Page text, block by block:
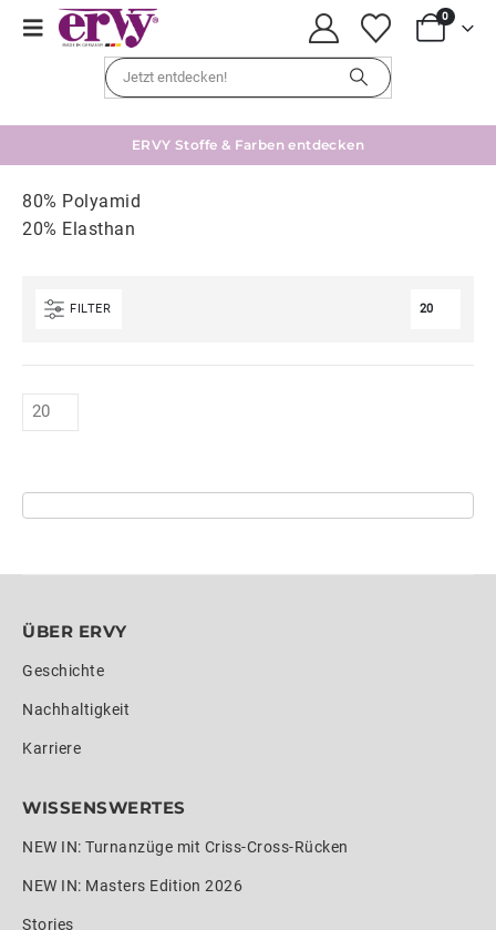
0
ERVY Stoffe & Farben entdecken
80% Polyamid
20% Elasthan
FILTER
ÜBER ERVY
Geschichte
Nachhaltigkeit
Karriere
WISSENSWERTES
NEW IN: Turnanzüge mit Criss-Cross-Rücken
NEW IN: Masters Edition 2026
Stories